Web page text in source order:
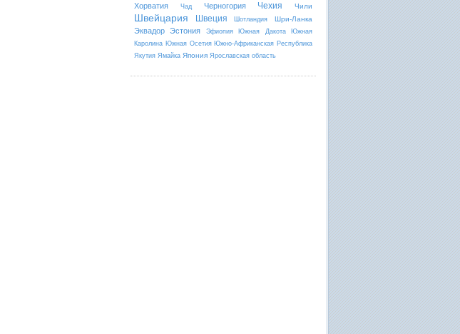
Хорватия Чад Черногория Чехия Чили
Швейцария Швеция Шотландия Шри-Ланка
Эквадор Эстония Эфиопия Южная Дакота
Южная
Каролина Южная Осетия Южно-Африканская Республика
Якутия Ямайка Япония Ярославская область